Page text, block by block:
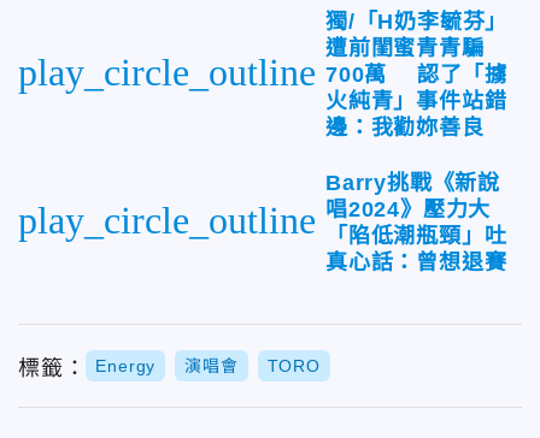
play_circle_outline
獨/「H奶李毓芬」
遭前閨蜜青青騙
700萬 認了「擄
火純青」事件站錯
邊：我勸妳善良
play_circle_outline
Barry挑戰《新說
唱2024》壓力大
「陷低潮瓶頸」吐
真心話：曾想退賽
標籤： Energy 演唱會 TORO